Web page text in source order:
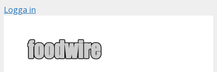
Skip
Logga in